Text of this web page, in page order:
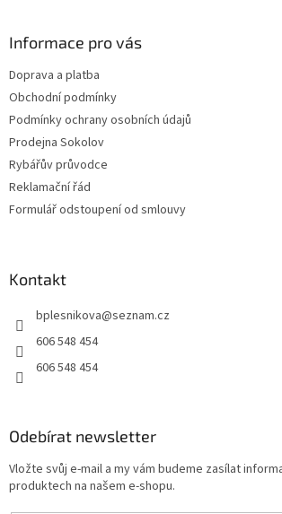
Informace pro vás
Doprava a platba
Obchodní podmínky
Podmínky ochrany osobních údajů
Prodejna Sokolov
Rybářův průvodce
Reklamační řád
Formulář odstoupení od smlouvy
Kontakt
bplesnikova@seznam.cz
606 548 454
606 548 454
Odebírat newsletter
Vložte svůj e-mail a my vám budeme zasílat
produktech na našem e-shopu.